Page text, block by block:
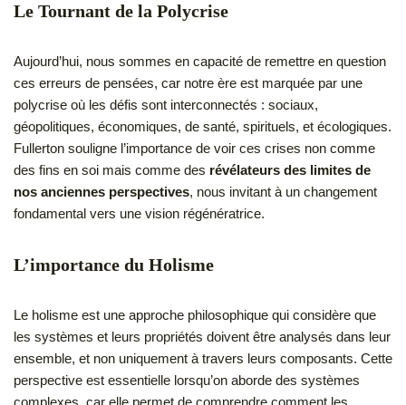
Le Tournant de la Polycrise
Aujourd’hui, nous sommes en capacité de remettre en question
ces erreurs de pensées, car notre ère est marquée par une
polycrise où les défis sont interconnectés : sociaux,
géopolitiques, économiques, de santé, spirituels, et écologiques.
Fullerton souligne l’importance de voir ces crises non comme
des fins en soi mais comme des révélateurs des limites de
nos anciennes perspectives, nous invitant à un changement
fondamental vers une vision régénératrice.
L’importance du Holisme
Le holisme est une approche philosophique qui considère que
les systèmes et leurs propriétés doivent être analysés dans leur
ensemble, et non uniquement à travers leurs composants. Cette
perspective est essentielle lorsqu’on aborde des systèmes